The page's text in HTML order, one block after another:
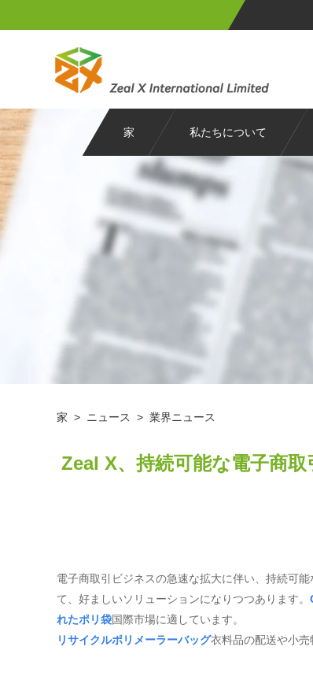
家 私たちについて
家 > ニュース > 業界ニュース
Zeal X、持続可能な電子商
電子商取引ビジネスの急速な拡大に伴い、持続可
て、好ましいソリューションになりつつあります。
れたポリ袋国際市場に適しています。
リサイクルポリメーラーバッグ衣料品の配送や小売